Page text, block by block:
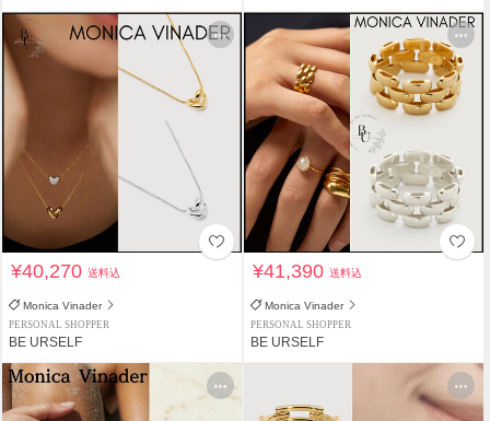
¥40,270送料込
Monica Vinader
PERSONAL SHOPPER
BE URSELF
¥41,390送料込
Monica Vinader
PERSONAL SHOPPER
BE URSELF